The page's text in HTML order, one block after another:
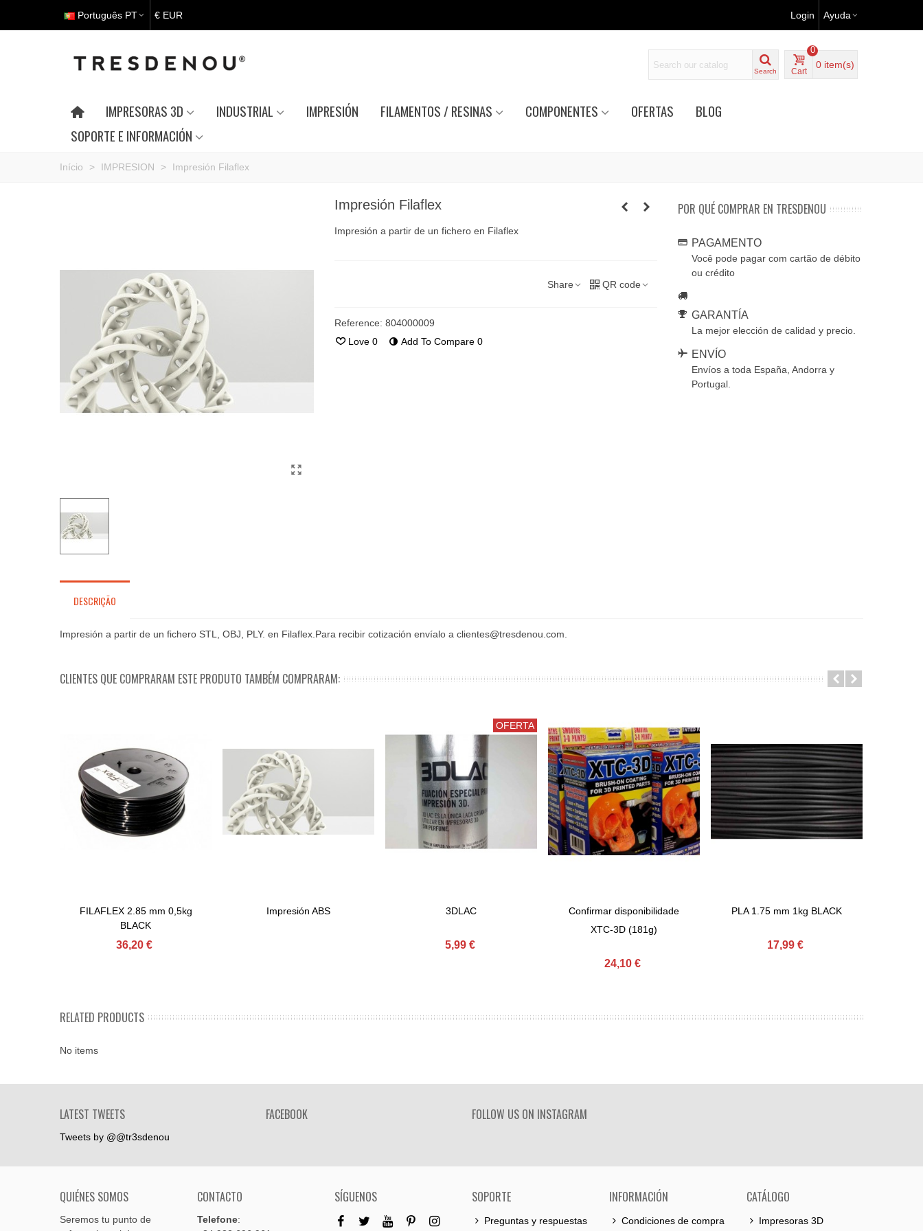
Português PT € EUR Login Ayuda
Search Cart
0
0 item(s)
IMPRESORAS 3D INDUSTRIAL IMPRESIÓN FILAMENTOS / RESINAS COMPONENTES OFERTAS
BLOG
SOPORTE E INFORMACIÓN
Início > IMPRESION > Impresión Filaflex
Impresión Filaflex
Impresión a partir de un fichero en Filaflex
Share QR code
Reference: 804000009
Love 0 Add To Compare 0
POR QUÉ COMPRAR EN TRESDENOU
PAGAMENTO
Você pode pagar com cartão de débito
ou crédito
GARANTÍA
La mejor elección de calidad y precio.
ENVÍO
Envíos a toda España, Andorra y
Portugal.
DESCRIÇÃO
Impresión a partir de un fichero STL, OBJ, PLY. en Filaflex.Para recibir cotización envíalo a clientes@tresdenou.com.
CLIENTES QUE COMPRARAM ESTE PRODUTO TAMBÉM COMPRARAM:
Adicionar Ao Carrinho
FILAFLEX 2.85 mm 0,5kg
BLACK
36,20 €
View More
Impresión ABS
OFERTA
Adicionar Ao Carrinho
3DLAC
5,99 €
View More
Confirmar disponibilidade
XTC-3D (181g)
24,10 €
Adicionar Ao Carrinho
PLA 1.75 mm 1kg BLACK
17,99 €
RELATED PRODUCTS
No items
LATEST TWEETS
Tweets by @@tr3sdenou
FACEBOOK FOLLOW US ON INSTAGRAM
QUIÉNES SOMOS
Seremos tu punto de
CONTACTO
Telefone:
SÍGUENOS SOPORTE
Preguntas y respuestas
INFORMACIÓN
Condiciones de compra
CATÁLOGO
Impresoras 3D